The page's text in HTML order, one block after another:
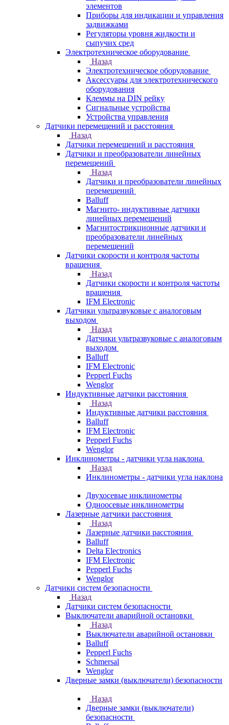
элементов
Приборы для индикации и управления
задвижками
Регуляторы уровня жидкости и
сыпучих сред
Электротехническое оборудование
Назад
Электротехническое оборудование
Аксессуары для электротехнического
оборудования
Клеммы на DIN рейку
Сигнальные устройства
Устройства управления
Датчики перемещений и расстояния
Назад
Датчики перемещений и расстояния
Датчики и преобразователи линейных
перемещений
Назад
Датчики и преобразователи линейных
перемещений
Balluff
Магнито- индуктивные датчики
линейных перемещений
Магнитострикционные датчики и
преобразователи линейных
перемещений
Датчики скорости и контроля частоты
вращения
Назад
Датчики скорости и контроля частоты
вращения
IFM Electronic
Датчики ультразвуковые с аналоговым
выходом
Назад
Датчики ультразвуковые с аналоговым
выходом
Balluff
IFM Electronic
Pepperl Fuchs
Wenglor
Индуктивные датчики расстояния
Назад
Индуктивные датчики расстояния
Balluff
IFM Electronic
Pepperl Fuchs
Wenglor
Инклинометры - датчики угла наклона
Назад
Инклинометры - датчики угла наклона
Двухосевые инклинометры
Одноосевые инклинометры
Лазерные датчики расстояния
Назад
Лазерные датчики расстояния
Balluff
Delta Electronics
IFM Electronic
Pepperl Fuchs
Wenglor
Датчики систем безопасности
Назад
Датчики систем безопасности
Выключатели аварийной остановки
Назад
Выключатели аварийной остановки
Balluff
Pepperl Fuchs
Schmersal
Wenglor
Дверные замки (выключатели) безопасности
Назад
Дверные замки (выключатели)
безопасности